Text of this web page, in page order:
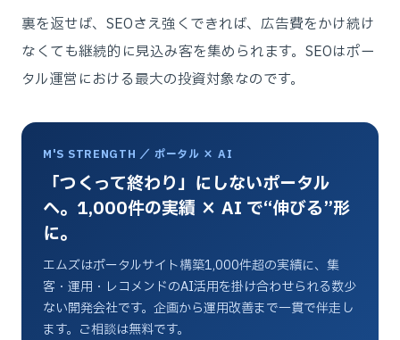
裏を返せば、SEOさえ強くできれば、広告費をかけ続け
なくても継続的に見込み客を集められます。SEOはポー
タル運営における最大の投資対象なのです。
M'S STRENGTH ／ ポータル × AI
「つくって終わり」にしないポータル
へ。1,000件の実績 × AI で“伸びる”形
に。
エムズはポータルサイト構築1,000件超の実績に、集
客・運用・レコメンドのAI活用を掛け合わせられる数少
ない開発会社です。企画から運用改善まで一貫で伴走し
ます。ご相談は無料です。